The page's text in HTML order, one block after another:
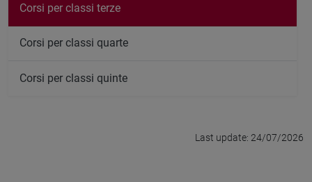
Corsi per classi terze
Corsi per classi quarte
Corsi per classi quinte
Last update: 24/07/2026